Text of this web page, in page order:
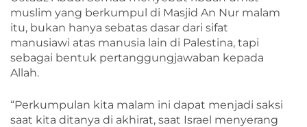
muslim yang berkumpul di Masjid An Nur malam
itu, bukan hanya sebatas dasar dari sifat
manusiawi atas manusia lain di Palestina, tapi
sebagai bentuk pertanggungjawaban kepada
Allah.
“Perkumpulan kita malam ini dapat menjadi saksi
saat kita ditanya di akhirat, saat Israel menyerang